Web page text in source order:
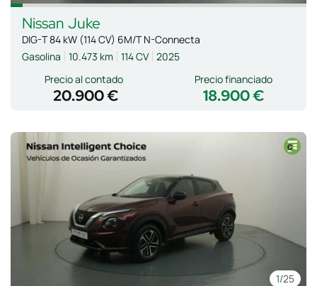
Nissan Juke
DIG-T 84 kW (114 CV) 6M/T N-Connecta
Gasolina
10.473 km 114 CV 2025
Precio al contado
20.900 € 18.900 €
Precio financiado
1/25